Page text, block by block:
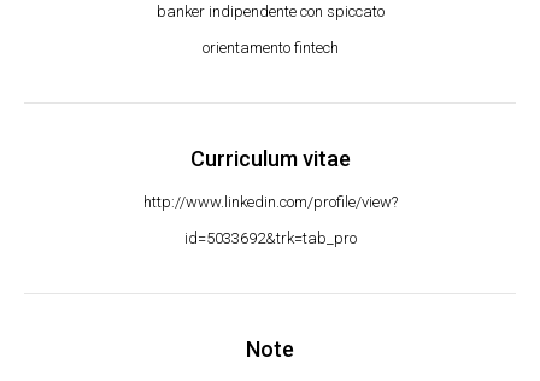
banker indipendente con spiccato
orientamento fintech
Curriculum vitae
http://www.linkedin.com/profile/view?
id=5033692&trk=tab_pro
Note